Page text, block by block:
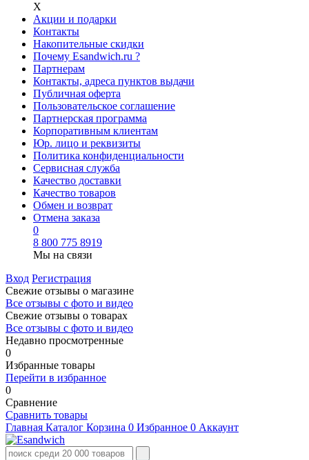
Х
Акции и подарки
Контакты
Накопительные скидки
Почему Esandwich.ru ?
Партнерам
Контакты, адреса пунктов выдачи
Публичная оферта
Пользовательское соглашение
Партнерская программа
Корпоративным клиентам
Юр. лицо и реквизиты
Политика конфиденциальности
Сервисная служба
Качество доставки
Качество товаров
Обмен и возврат
Отмена заказа
0
8 800 775 8919
Мы на связи
Вход Регистрация
Свежие отзывы о магазине
Все отзывы с фото и видео
Свежие отзывы о товарах
Все отзывы c фото и видео
Недавно просмотренные
0
Избранные товары
Перейти в избранное
0
Сравнение
Сравнить товары
Главная Каталог Корзина 0 Избранное 0 Аккаунт